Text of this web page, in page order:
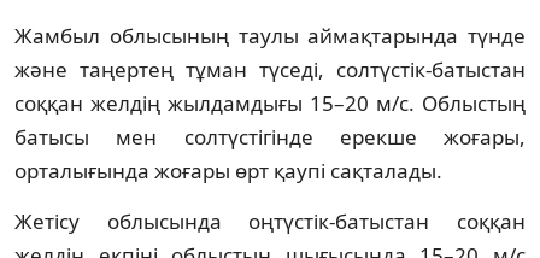
Жамбыл облысының таулы аймақтарында түнде
және таңертең тұман түседі, солтүстік-батыстан
соққан желдің жылдамдығы 15–20 м/с. Облыстың
батысы мен солтүстігінде ерекше жоғары,
орталығында жоғары өрт қаупі сақталады.
Жетісу облысында оңтүстік-батыстан соққан